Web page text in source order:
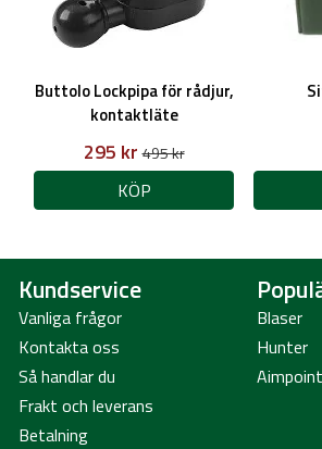
Buttolo Lockpipa för rådjur,
kontaktläte
295 kr495 kr
KÖP
Kundservice
Vanliga frågor
Kontakta oss
Så handlar du
Frakt och leverans
Betalning
Blaser
Hunter
Aimpoint